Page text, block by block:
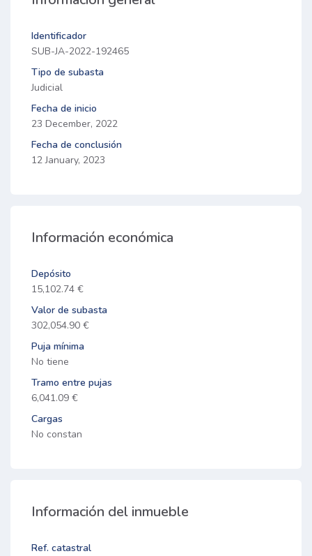
Identificador
SUB-JA-2022-192465
Tipo de subasta
Judicial
Fecha de inicio
23 December, 2022
Fecha de conclusión
12 January, 2023
Información económica
Depósito
15,102.74 €
Valor de subasta
302,054.90 €
Puja mínima
No tiene
Tramo entre pujas
6,041.09 €
Cargas
No constan
Información del inmueble
Ref. catastral